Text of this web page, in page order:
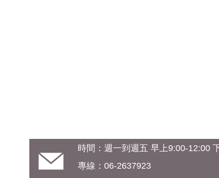
時間：週一到週五 早上9:00-12:00
專線：06-2637923